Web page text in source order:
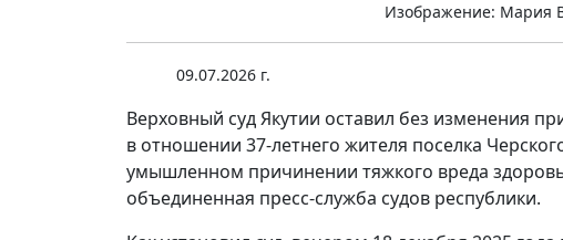
Изображение: Мария
09.07.2026 г.
Верховный суд Якутии оставил без изменения
в отношении 37-летнего жителя поселка
умышленном причинении тяжкого вреда
объединенная пресс-служба судов республики.